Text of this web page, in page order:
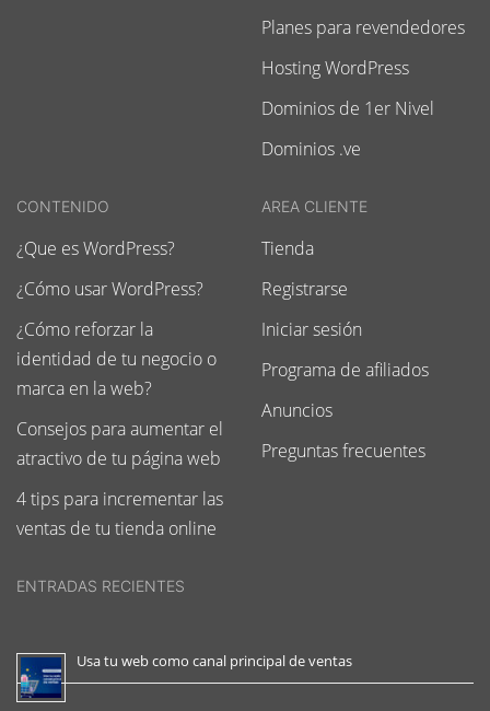
Planes para revendedores
Hosting WordPress
Dominios de 1er Nivel
Dominios .ve
CONTENIDO
¿Que es WordPress?
¿Cómo usar WordPress?
¿Cómo reforzar la
identidad de tu negocio o
marca en la web?
Consejos para aumentar el
atractivo de tu página web
4 tips para incrementar las
ventas de tu tienda online
AREA CLIENTE
Tienda
Registrarse
Iniciar sesión
Programa de afiliados
Anuncios
Preguntas frecuentes
ENTRADAS RECIENTES
Usa tu web como canal principal de ventas